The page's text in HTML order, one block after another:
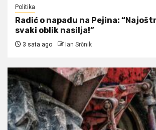
Politika
Radić o napadu na Pejina:
svaki oblik nasilja!”
3 sata ago Ian Srčnik